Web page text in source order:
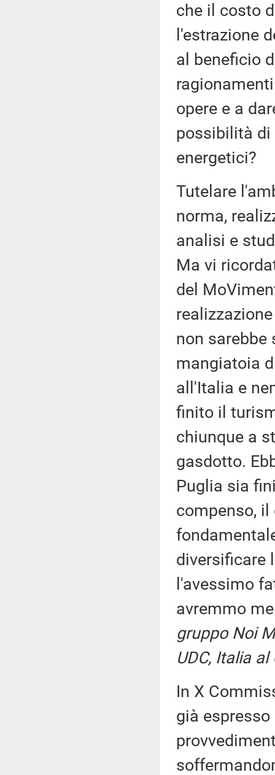
che il costo
l'estrazione
al beneficio
opere e a
possibilità di
energetici?
Tutelare
norma,
analisi e
Ma vi
del
non sarebbe
mangiatoia
all'Italia e
finito il
chiunque a
gasdotto.
Puglia sia
compenso, il
diversificare
l'avessimo
avremmo
gruppo Noi
UDC, Italia
In X
già